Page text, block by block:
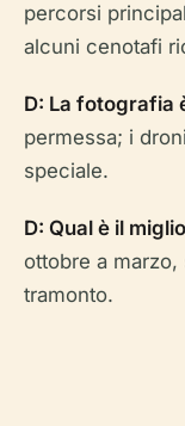
percorsi
alcuni cenotafi
D: La fotografia
permessa; i
speciale.
D: Qual è il
ottobre a
tramonto.